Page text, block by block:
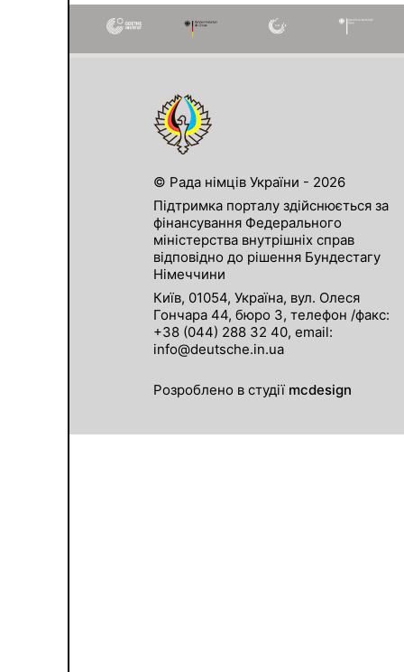
© Рада німців України - 2026
Підтримка порталу здійснюється за
фінансування Федерального
міністерства внутрішніх справ
відповідно до рішення Бундестагу
Німеччини
Київ, 01054, Україна, вул. Олеся
Гончара 44, бюро 3, телефон /факс:
+38 (044) 288 32 40, email:
info@deutsche.in.ua
Розроблено в студії mcdesign